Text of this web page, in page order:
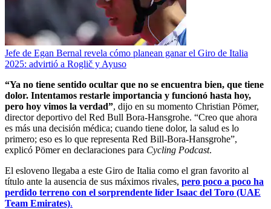
Jefe de Egan Bernal revela cómo planean ganar el Giro de Italia
2025: advirtió a Roglič y Ayuso
“Ya no tiene sentido ocultar que no se encuentra bien, que tiene
dolor. Intentamos restarle importancia y funcionó hasta hoy,
pero hoy vimos la verdad”, dijo en su momento Christian Pömer,
director deportivo del Red Bull Bora-Hansgrohe. “Creo que ahora
es más una decisión médica; cuando tiene dolor, la salud es lo
primero; eso es lo que representa Red Bill-Bora-Hansgrohe”,
explicó Pömer en declaraciones para Cycling Podcast.
El esloveno llegaba a este Giro de Italia como el gran favorito al
título ante la ausencia de sus máximos rivales, pero poco a poco ha
perdido terreno con el sorprendente líder Isaac del Toro (UAE
Team Emirates).